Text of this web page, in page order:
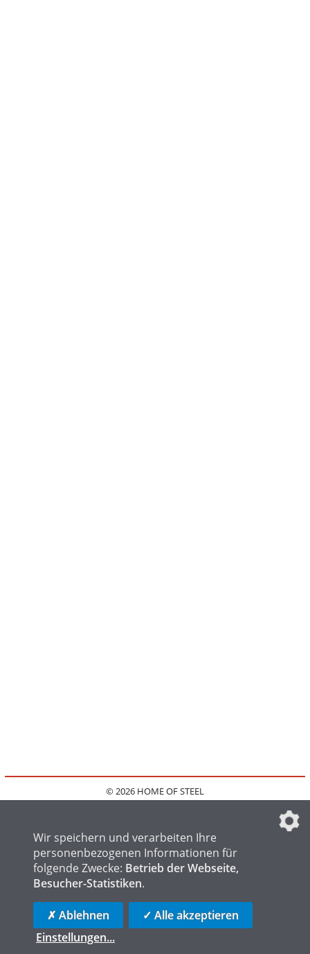
© 2026 HOME OF STEEL
IMPRESSUM
FAQ
DATENSCHUTZEINSTELLUNGEN
HOME OF LOGISTICS
Wir speichern und verarbeiten Ihre
personenbezogenen Informationen für
folgende Zwecke: Betrieb der Webseite,
Besucher-Statistiken.
✗ Ablehnen
✓ Alle akzeptieren
Einstellungen...